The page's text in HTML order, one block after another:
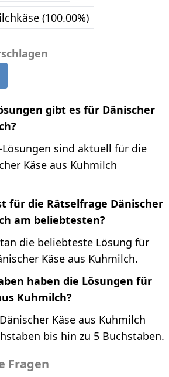
(100.00%)
gibt es für Dänischer
sind aktuell für die
Käse aus Kuhmilch
für die Rätselfrage Dänischer
am beliebtesten?
die beliebteste Lösung für
Käse aus Kuhmilch.
haben die Lösungen für
Kuhmilch?
Käse aus Kuhmilch
bis hin zu 5 Buchstaben.
Fragen